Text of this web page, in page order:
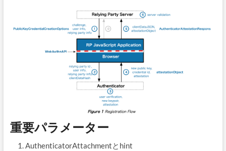
重要パラメーター
AuthenticatorAttachmentとhint